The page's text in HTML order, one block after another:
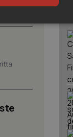
sulle pagine